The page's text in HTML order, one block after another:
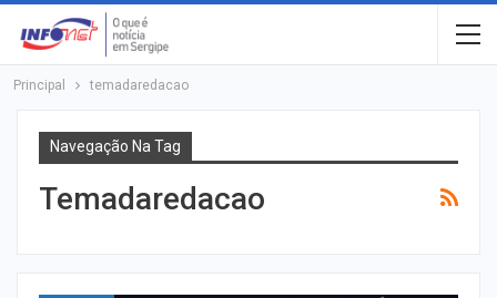
Principal temadaredacao
Navegação Na Tag
Temadaredacao